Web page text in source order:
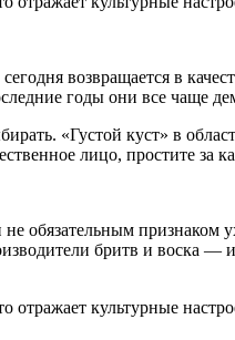
возвращается в
годы они все чаще
«Густой куст» в
лицо, простите за
обязательным
бритв и воска